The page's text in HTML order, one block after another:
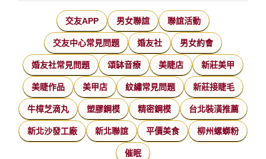
交友APP 男女聯誼 聯誼活動
交友中心常見問題 婚友社 男女約會
婚友社常見問題 頌缽音療 美睫店 新莊美甲
美睫作品 美甲店 紋繡常見問題 新莊接睫毛
牛樟芝滴丸 塑膠鋼模 精密鋼模 台北裝潢推薦
新北沙發工廠 新北聯誼 平價美食 柳州螺螄粉
催眠